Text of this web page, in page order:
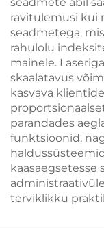
ravitulemusi kui
seadmetega,
rahulolu
mainele.
skaalatavus
kasvava
parandades
funktsioonid,
kaasaegsetesse
terviklikku